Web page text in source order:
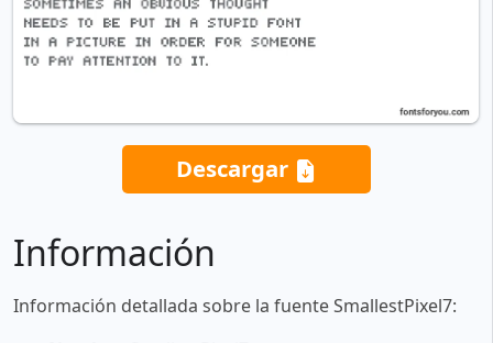
Descargar
Información
Información detallada sobre la fuente SmallestPixel7: